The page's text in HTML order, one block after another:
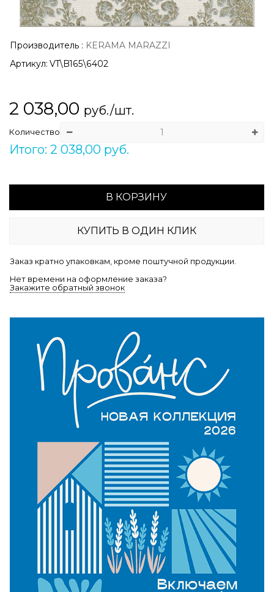
Производитель : KERAMA MARAZZI
Артикул: VT\B165\6402
2 038,00 руб./шт.
Количество
Итого: 2 038,00 руб.
В КОРЗИНУ
КУПИТЬ В ОДИН КЛИК
Заказ кратно упаковкам, кроме поштучной продукции.
Нет времени на оформление заказа?
Закажите обратный звонок